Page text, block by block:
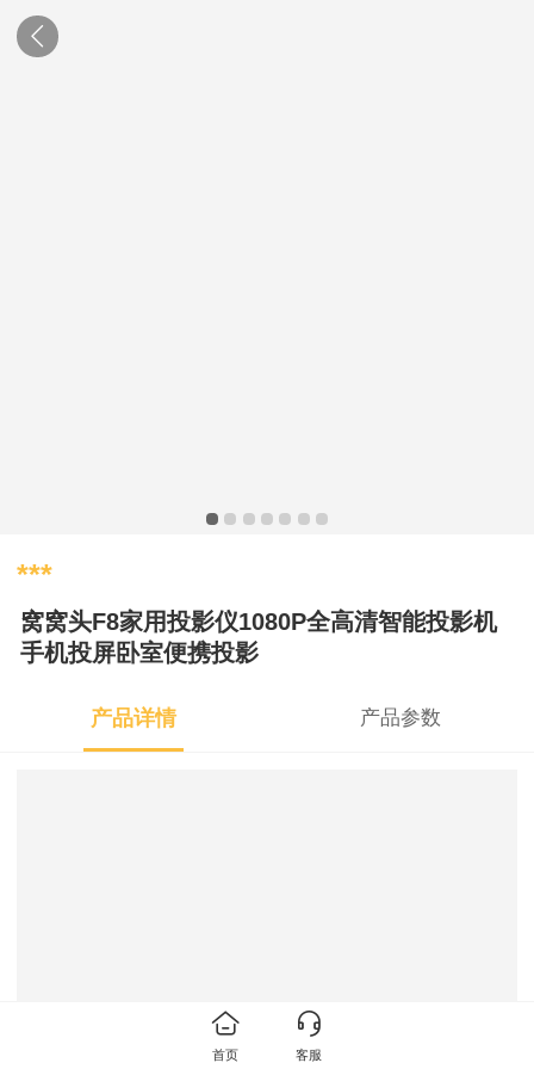
***
窝窝头F8家用投影仪1080P全高清智能投影机
手机投屏卧室便携投影
产品详情 产品参数
首页 客服